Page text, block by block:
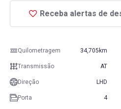
Receba alertas de
Quilometragem 34,705km
Transmissão AT
Direção LHD
Porta 4